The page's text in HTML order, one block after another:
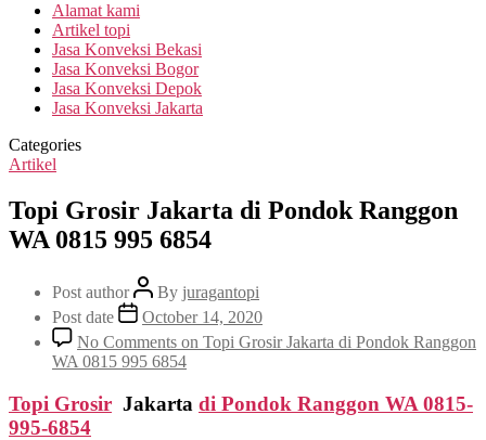
Alamat kami
Artikel topi
Jasa Konveksi Bekasi
Jasa Konveksi Bogor
Jasa Konveksi Depok
Jasa Konveksi Jakarta
Categories
Artikel
Topi Grosir Jakarta di Pondok Ranggon
WA 0815 995 6854
Post author By juragantopi
Post date
October 14, 2020
No Comments on Topi Grosir Jakarta di Pondok Ranggon
WA 0815 995 6854
Topi Grosir Jakarta di Pondok Ranggon WA 0815-
995-6854